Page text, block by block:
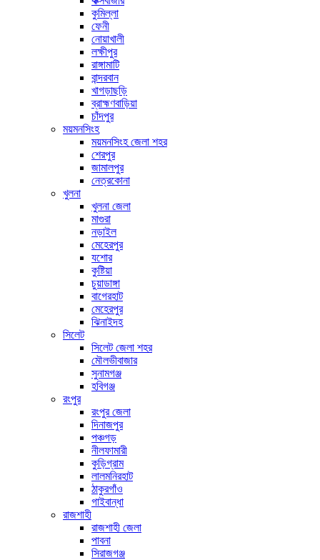
কুমিল্লা
ফেনী
নোয়াখালী
লক্ষীপুর
রাঙ্গামাটি
বান্দরবান
খাগড়াছড়ি
ব্রাহ্মণবাড়িয়া
চাঁদপুর
ময়মনসিংহ
ময়মনসিংহ জেলা শহর
শেরপুর
জামালপুর
নেত্রকোনা
খুলনা
খুলনা জেলা
মাগুরা
নড়াইল
মেহেরপুর
যশোর
কুষ্টিয়া
চুয়াডাঙ্গা
বাগেরহাট
মেহেরপুর
ঝিনাইদহ
সিলেট
সিলেট জেলা শহর
মৌলভীবাজার
সুনামগঞ্জ
হবিগঞ্জ
রংপুর
রংপুর জেলা
দিনাজপুর
পঞ্চগড়
নীলফামারী
কুড়িগ্রাম
লালমনিরহাট
ঠাকুরগাঁও
গাইবান্ধা
রাজশাহী
রাজশাহী জেলা
পাবনা
সিরাজগঞ্জ